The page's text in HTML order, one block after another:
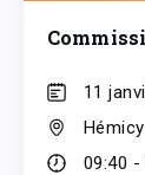
11
09:40 -